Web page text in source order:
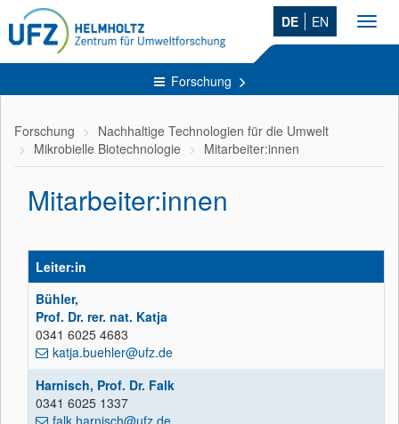
DE EN
Forschung
Forschung
Nachhaltige Technologien für die Umwelt
Mikrobielle Biotechnologie
Mitarbeiter:innen
Mitarbeiter:innen
Leiter:in
Bühler,
Prof. Dr. rer. nat. Katja
0341 6025 4683
katja.buehler@ufz.de
Harnisch, Prof. Dr. Falk
0341 6025 1337
falk.harnisch@ufz.de